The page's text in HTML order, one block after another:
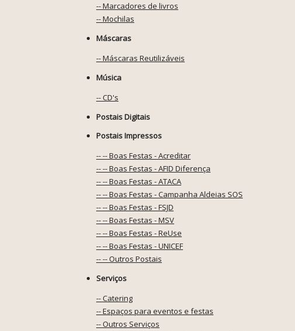
-- Marcadores de livros
-- Mochilas
Máscaras
-- Máscaras Reutilizáveis
Música
-- CD's
Postais Digitais
Postais Impressos
-- -- Boas Festas - Acreditar
-- -- Boas Festas - AFID Diferença
-- -- Boas Festas - ATACA
-- -- Boas Festas - Campanha Aldeias SOS
-- -- Boas Festas - FSJD
-- -- Boas Festas - MSV
-- -- Boas Festas - ReUse
-- -- Boas Festas - UNICEF
-- -- Outros Postais
Serviços
-- Catering
-- Espaços para eventos e festas
-- Outros Serviços